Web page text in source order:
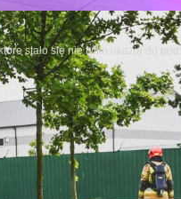
stało się nie tylko okazją do